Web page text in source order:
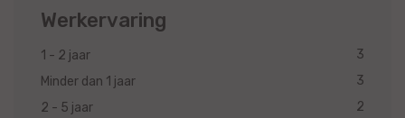
Werkervaring
1 - 2 jaar
3
Minder dan 1 jaar
3
2 - 5 jaar
2